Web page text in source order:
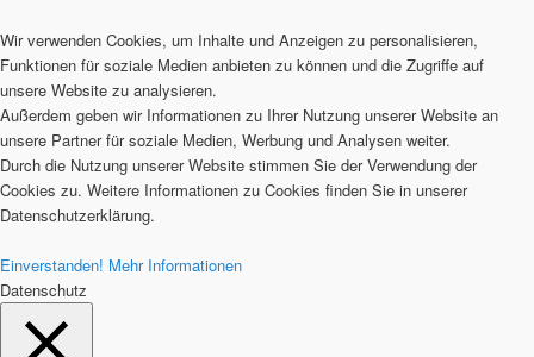
Wir verwenden Cookies, um Inhalte und Anzeigen zu personalisieren,
Funktionen für soziale Medien anbieten zu können und die Zugriffe auf
unsere Website zu analysieren.
Außerdem geben wir Informationen zu Ihrer Nutzung unserer Website an
unsere Partner für soziale Medien, Werbung und Analysen weiter.
Durch die Nutzung unserer Website stimmen Sie der Verwendung der
Cookies zu. Weitere Informationen zu Cookies finden Sie in unserer
Datenschutzerklärung.
Einverstanden! Mehr Informationen
Datenschutz